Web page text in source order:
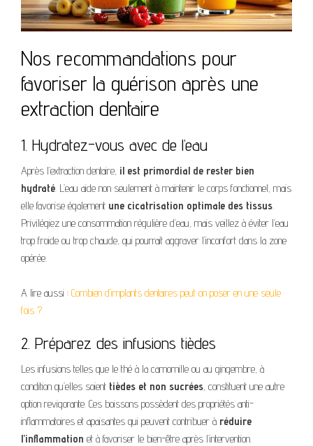
Nos recommandations pour
favoriser la guérison après une
extraction dentaire
1. Hydratez-vous avec de l’eau
Après l’extraction dentaire, il est primordial de rester bien
hydraté. L’eau aide non seulement à maintenir le corps fonctionnel, mais
elle favorise également une cicatrisation optimale des tissus.
Privilégiez une consommation régulière d’eau, mais veillez à éviter l’eau
trop froide ou trop chaude, qui pourrait aggraver l’inconfort dans la zone
opérée.
A lire aussi : Combien d’implants dentaires peut on poser en une seule
fois ?
2. Préparez des infusions tièdes
Les infusions telles que le thé à la camomille ou au gingembre, à
condition qu’elles soient tièdes et non sucrées, constituent une autre
option revigorante. Ces boissons possèdent des propriétés anti-
inflammatoires et apaisantes qui peuvent contribuer à réduire
l’inflammation et à favoriser le bien-être après l’intervention.